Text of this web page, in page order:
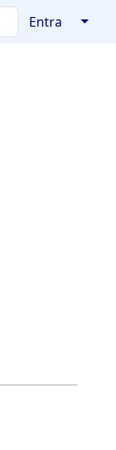
Entra ↓